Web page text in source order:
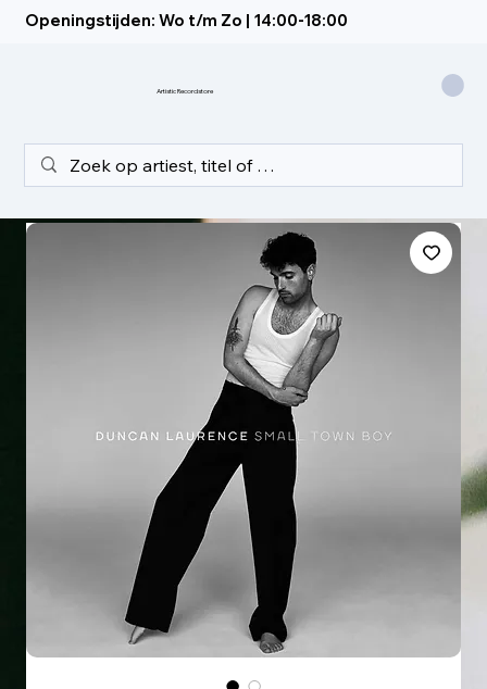
Openingstijden: Wo t/m Zo | 14:00-18:00
Artistic Recordstore